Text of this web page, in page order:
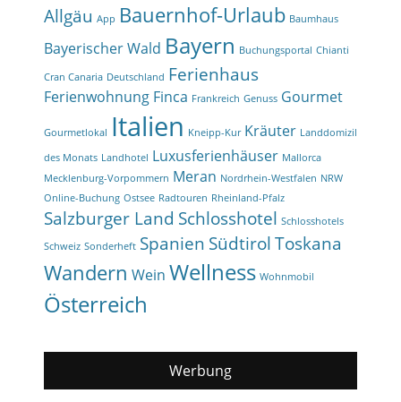
Allgäu App Bauernhof-Urlaub Baumhaus
Bayerischer Wald Bayern Buchungsportal Chianti
Cran Canaria Deutschland Ferienhaus
Ferienwohnung Finca Frankreich Genuss Gourmet
Gourmetlokal Italien Kneipp-Kur Kräuter Landdomizil
des Monats Landhotel Luxusferienhäuser Mallorca
Mecklenburg-Vorpommern Meran Nordrhein-Westfalen NRW
Online-Buchung Ostsee Radtouren Rheinland-Pfalz
Salzburger Land Schlosshotel Schlosshotels
Schweiz Sonderheft Spanien SüdtirolToskana
Wandern Wein Wellness Wohnmobil
Österreich
Werbung